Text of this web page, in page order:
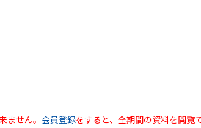
せん。 会員登録をすると、全期間の資料を閲覧